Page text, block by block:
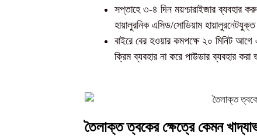
সপ্তাহে ৩-৪ দিন ময়শ্চারাইজার ব্যবহার
হায়ালুরনিক এসিড/সোডিয়াম হায়ালুরনেটযুক্ত
বাইরে বের হওয়ার কমপক্ষে ২০ মিনিট
ক্রিম ব্যবহার না করে পাউডার ব্যবহার
তৈলাক্ত ত্বকের ক্ষেত্রে কেমন